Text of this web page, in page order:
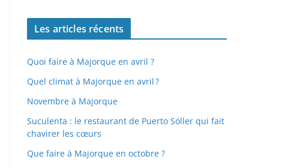
Les articles récents
Quoi faire à Majorque en avril ?
Quel climat à Majorque en avril ?
Novembre à Majorque
Suculenta : le restaurant de Puerto Sóller qui fait
chavirer les cœurs
Que faire à Majorque en octobre ?